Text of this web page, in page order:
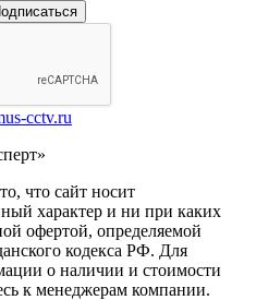
cctv.ru
что сайт носит
характер и ни при каких
офертой, определяемой
кодекса РФ. Для
о наличии и стоимости
к менеджерам компании.